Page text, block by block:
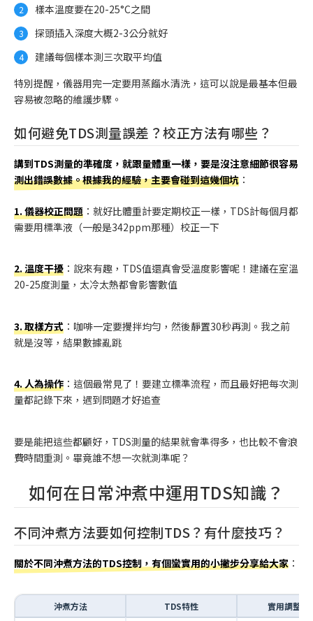
樣本溫度要在20-25°C之間
探頭插入深度大概2-3公分就好
建議每個樣本測三次取平均值
特別提醒，儀器用完一定要用蒸餾水清洗，這可以說是最基本但最
容易被忽略的維護步驟。
如何避免TDS測量誤差？校正方法有哪些？
講到TDS測量的準確度，就跟量體重一樣，要是沒注意細節很容易
測出錯誤數據。根據我的經驗，主要會碰到這幾個坑 ：
1. 儀器校正問題 ：就好比體重計要定期校正一樣，TDS計每個月都
需要用標準液（一般是342ppm那種）校正一下
2. 溫度干擾 ：說來有趣，TDS值還真會受溫度影響呢！建議在室溫
20-25度測量，太冷太熱都會影響數值
3. 取樣方式 ：咖啡一定要攪拌均勻，然後靜置30秒再測。我之前
就是沒等，結果數據亂跳
4. 人為操作 ：這個最常見了！要建立標準流程，而且最好把每次測
量都記錄下來，遇到問題才好追查
要是能把這些都顧好，TDS測量的結果就會準得多，也比較不會浪
費時間重測。畢竟誰不想一次就測準呢？
如何在日常沖煮中運用TDS知識？
不同沖煮方法要如何控制TDS？有什麼技巧？
關於不同沖煮方法的TDS控制，有個蠻實用的小撇步分享給大家 ：
沖煮方法 TDS特性 實用調整建